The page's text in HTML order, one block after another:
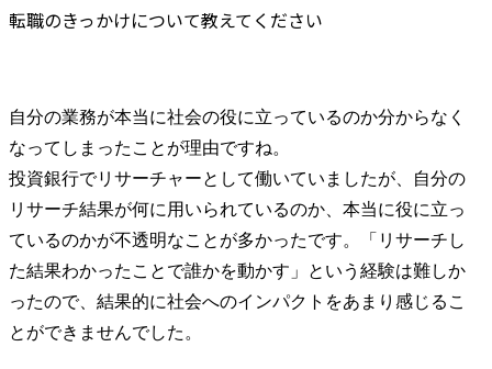
転職のきっかけについて教えてください
自分の業務が本当に社会の役に立っているのか分からなく
なってしまったことが理由ですね。
投資銀行でリサーチャーとして働いていましたが、自分の
リサーチ結果が何に用いられているのか、本当に役に立っ
ているのかが不透明なことが多かったです。「リサーチし
た結果わかったことで誰かを動かす」という経験は難しか
ったので、結果的に社会へのインパクトをあまり感じるこ
とができませんでした。